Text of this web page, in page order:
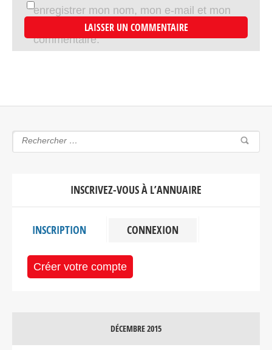
enregistrer mon nom, mon e-mail et mon
site dans le navigateur pour mon prochain
commentaire.
INSCRIVEZ-VOUS À L’ANNUAIRE
INSCRIPTION CONNEXION
Créer votre compte
DÉCEMBRE 2015